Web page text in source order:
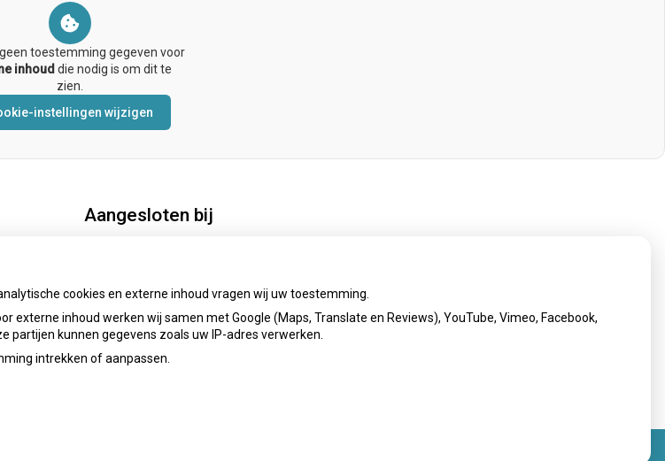
toestemming gegeven voor
inhoud die nodig is om dit te
zien.
instellingen wijzigen
Aangesloten bij
cookies en externe inhoud vragen wij uw toestemming.
inhoud werken wij samen met Google (Maps, Translate en Reviews), YouTube, Vimeo, Facebook,
partijen kunnen gegevens zoals uw IP-adres verwerken.
intrekken of aanpassen.